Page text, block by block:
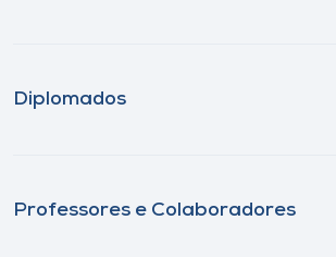
Diplomados
Professores e Colaboradores